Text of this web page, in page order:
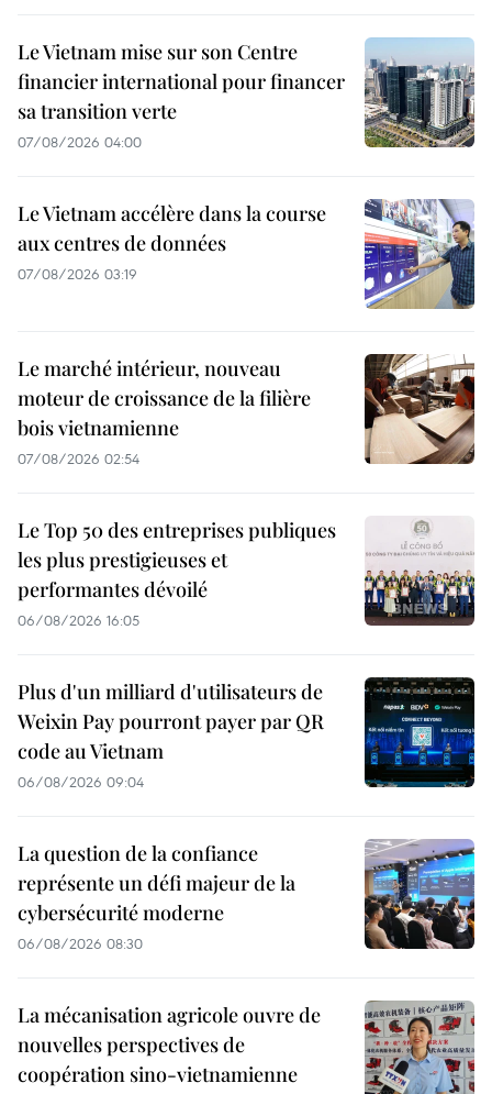
Le Vietnam mise sur son Centre
financier international pour financer
sa transition verte
07/08/2026 04:00
Le Vietnam accélère dans la course
aux centres de données
07/08/2026 03:19
Le marché intérieur, nouveau
moteur de croissance de la filière
bois vietnamienne
07/08/2026 02:54
Le Top 50 des entreprises publiques
les plus prestigieuses et
performantes dévoilé
06/08/2026 16:05
Plus d'un milliard d'utilisateurs de
Weixin Pay pourront payer par QR
code au Vietnam
06/08/2026 09:04
La question de la confiance
représente un défi majeur de la
cybersécurité moderne
06/08/2026 08:30
La mécanisation agricole ouvre de
nouvelles perspectives de
coopération sino-vietnamienne